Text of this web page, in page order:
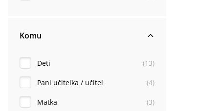
Komu
Deti (13)
Pani učiteľka / učiteľ (4)
Matka (3)